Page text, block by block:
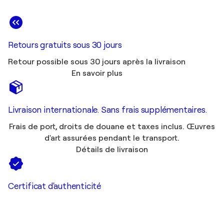
Retours gratuits sous 30 jours
Retour possible sous 30 jours après la livraison
En savoir plus
Livraison internationale. Sans frais supplémentaires.
Frais de port, droits de douane et taxes inclus. Œuvres
d'art assurées pendant le transport.
Détails de livraison
Certificat d'authenticité